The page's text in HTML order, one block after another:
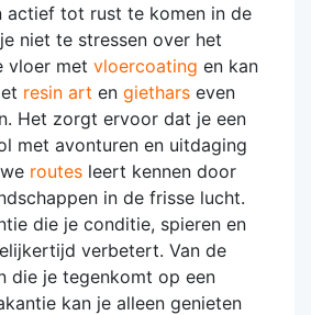
actief tot rust te komen in de
niet te stressen over het
vloer met vloercoating en kan
resin art en giethars even
Het zorgt ervoor dat je een
met avonturen en uitdaging
routes leert kennen door
in de frisse lucht.
die je conditie, spieren en
verbetert. Van de
die je tegenkomt op een
kan je alleen genieten